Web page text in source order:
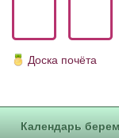
Доска почёта
Календарь